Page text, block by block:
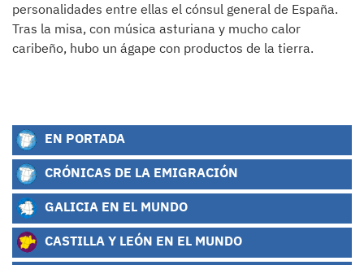
personalidades entre ellas el cónsul general de España.
Tras la misa, con música asturiana y mucho calor
caribeño, hubo un ágape con productos de la tierra.
EN PORTADA
CRÓNICAS DE LA EMIGRACIÓN
GALICIA EN EL MUNDO
CASTILLA Y LEÓN EN EL MUNDO